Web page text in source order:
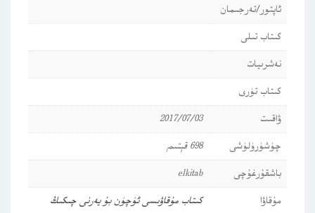
ئاپتور/تەرجىمان
كىتاب تىلى
نەشرىيات
كىتاب تۈرى
ۋاقىت
2017/07/03
چۈشۈرۈلۈشى
698 قېتىم
باشقۇرغۇچى
elkitab
مۇقاۋا
كىتاب مۇقاۋىسى ئۈچۈن بۇ يەرنى چىكىڭ